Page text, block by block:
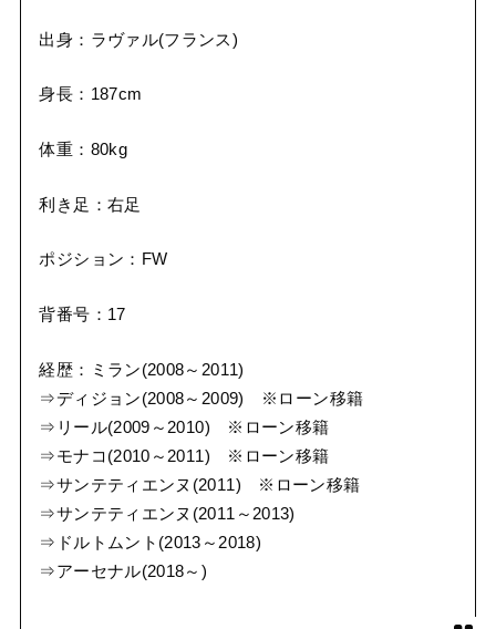
出身：ラヴァル(フランス)
身長：187cm
体重：80kg
利き足：右足
ポジション：FW
背番号：17
経歴：ミラン(2008～2011)
⇒ディジョン(2008～2009) ※ローン移籍
⇒リール(2009～2010) ※ローン移籍
⇒モナコ(2010～2011) ※ローン移籍
⇒サンテティエンヌ(2011) ※ローン移籍
⇒サンテティエンヌ(2011～2013)
⇒ドルトムント(2013～2018)
⇒アーセナル(2018～)